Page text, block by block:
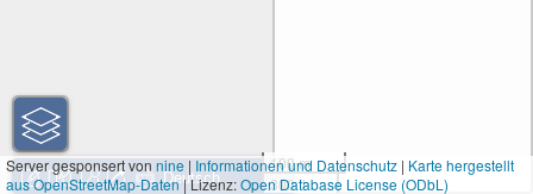
100 m
300 ft
Server gesponsert vonnine|Informationen und Datenschutz | Karte hergestellt
aus OpenStreetMap-Daten| Lizenz:Open Database License (ODbL)